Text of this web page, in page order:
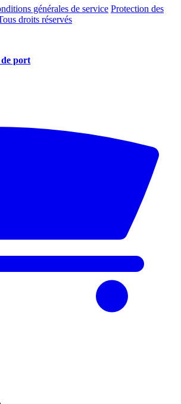
générales de service Protection des
droits réservés
port